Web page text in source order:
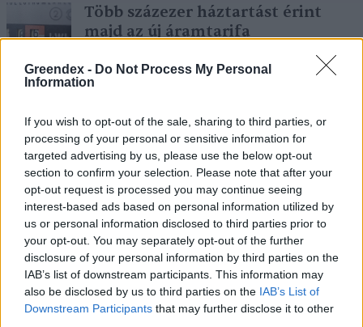
Greendex - Do Not Process My Personal
Information
If you wish to opt-out of the sale, sharing to third parties, or
processing of your personal or sensitive information for
targeted advertising by us, please use the below opt-out
section to confirm your selection. Please note that after your
opt-out request is processed you may continue seeing
interest-based ads based on personal information utilized by
us or personal information disclosed to third parties prior to
your opt-out. You may separately opt-out of the further
disclosure of your personal information by third parties on the
IAB’s list of downstream participants. This information may
also be disclosed by us to third parties on the IAB’s List of
Downstream Participants that may further disclose it to other
Több százezer háztartást érint
majd az új áramtarifa
Nagyon nem mindegy, hogyan
szigetelsz!
Greendex Szemle
Így bánj takarékosan az energiával!
Novák Zsombor